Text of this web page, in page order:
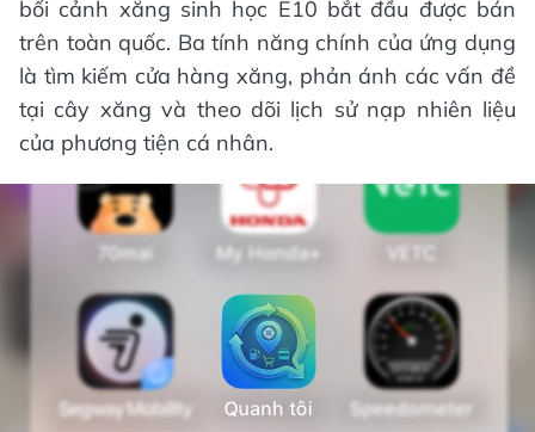
bối cảnh xăng sinh học E10 bắt đầu được bán
trên toàn quốc. Ba tính năng chính của ứng dụng
là tìm kiếm cửa hàng xăng, phản ánh các vấn đề
tại cây xăng và theo dõi lịch sử nạp nhiên liệu
của phương tiện cá nhân.